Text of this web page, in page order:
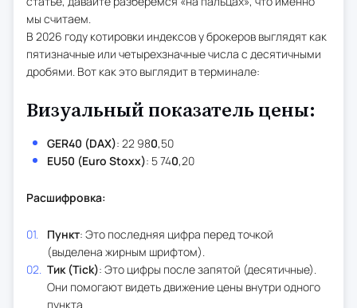
мы считаем.
В 2026 году котировки индексов у брокеров выглядят как
пятизначные или четырехзначные числа с десятичными
дробями. Вот как это выглядит в терминале:
Визуальный показатель цены:
GER40 (DAX): 22 980,50
EU50 (Euro Stoxx): 5 740,20
Расшифровка:
Пункт: Это последняя цифра перед точкой
(выделена жирным шрифтом).
Тик (Tick): Это цифры после запятой (десятичные).
Они помогают видеть движение цены внутри одного
пункта